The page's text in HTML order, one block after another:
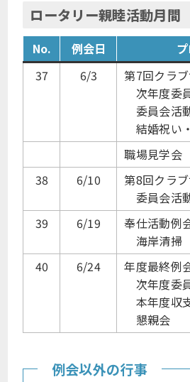
ロータリー親睦活動月間
No. 例会日
37
6/3
第7回クラ
次年度委
委員会活
結婚祝い
職場見学会
38
6/10
第8回クラ
委員会活
39
6/19
奉仕活動例
海岸清掃
40
6/24
年度最終
次年度委
本年度収
懇親会
例会以外の行事